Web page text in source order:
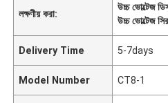
লক্ষণীয় করা:
উচ্চ ভোল্টেজ
উচ্চ ভোল্টেজ
Delivery Time 5-7days
Model Number CT8-1